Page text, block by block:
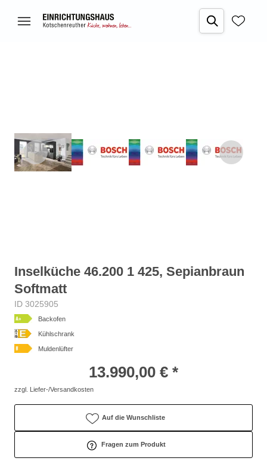
Inselküche 46.200 1 425, Sepianbraun
Softmatt
ID 3025905
Backofen
Kühlschrank
Muldenlüfter
13.990,00 € *
zzgl. Liefer-/Versandkosten
Auf die Wunschliste
Fragen zum Produkt